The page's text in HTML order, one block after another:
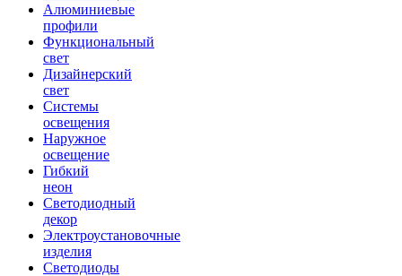
Алюминиевые
профили
Функциональный
свет
Дизайнерский
свет
Системы
освещения
Наружное
освещение
Гибкий
неон
Светодиодный
декор
Электроустановочные
изделия
Светодиоды